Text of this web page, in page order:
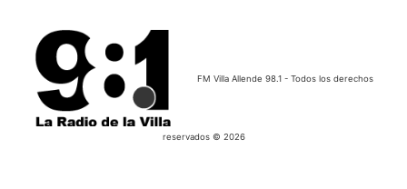
FM Villa Allende 98.1 - Todos los derechos
reservados © 2026